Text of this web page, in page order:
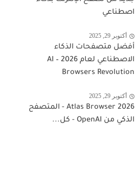
اصطناعي
أكتوبر 29, 2025
أفضل متصفحات الذكاء
الاصطناعي لعام 2026 – AI
Browsers Revolution
أكتوبر 29, 2025
Atlas Browser 2026 - المتصفح
الذكي من OpenAI - كل...